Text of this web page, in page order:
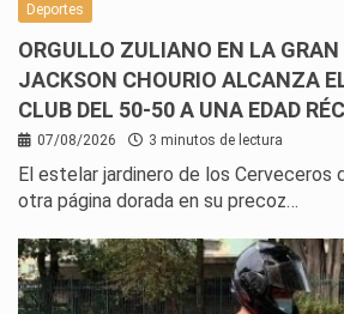
Deportes
ORGULLO ZULIANO EN LA GRAN
JACKSON CHOURIO ALCANZA
CLUB DEL 50-50 A UNA EDAD
07/08/2026 3 minutos de lectura
El estelar jardinero de los Cerveceros
otra página dorada en su precoz…